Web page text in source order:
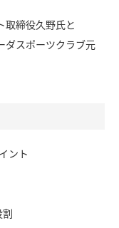
取締役久野氏と
ダスポーツクラブ元
ント